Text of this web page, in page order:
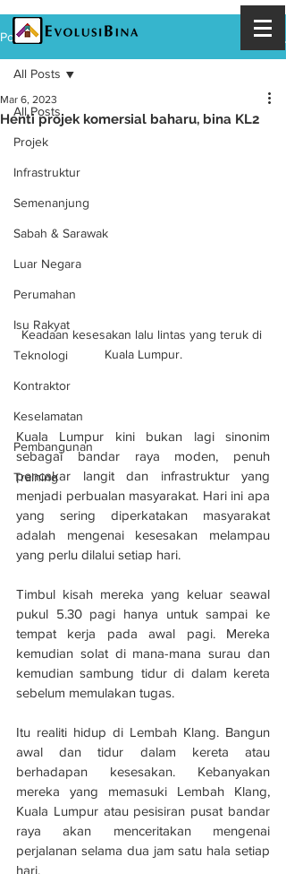
Post
All Posts
Projek
Infrastruktur
Semenanjung
Sabah & Sarawak
Luar Negara
Perumahan
Isu Rakyat
Teknologi
Kontraktor
Keselamatan
Pembangunan
Training
All Posts
Henti projek komersial baharu, bina KL2
Mar 6, 2023
Keadaan kesesakan lalu lintas yang teruk di
Kuala Lumpur.
Kuala Lumpur kini bukan lagi sinonim
sebagai bandar raya moden, penuh
pencakar langit dan infrastruktur yang
menjadi perbualan masyarakat. Hari ini apa
yang sering diperkatakan masyarakat
adalah mengenai kesesakan melampau
yang perlu dilalui setiap hari.
Timbul kisah mereka yang keluar seawal
pukul 5.30 pagi hanya untuk sampai ke
tempat kerja pada awal pagi. Mereka
kemudian solat di mana-mana surau dan
kemudian sambung tidur di dalam kereta
sebelum memulakan tugas.
Itu realiti hidup di Lembah Klang. Bangun
awal dan tidur dalam kereta atau
berhadapan kesesakan. Kebanyakan
mereka yang memasuki Lembah Klang,
Kuala Lumpur atau pesisiran pusat bandar
raya akan menceritakan mengenai
perjalanan selama dua jam satu hala setiap
hari.